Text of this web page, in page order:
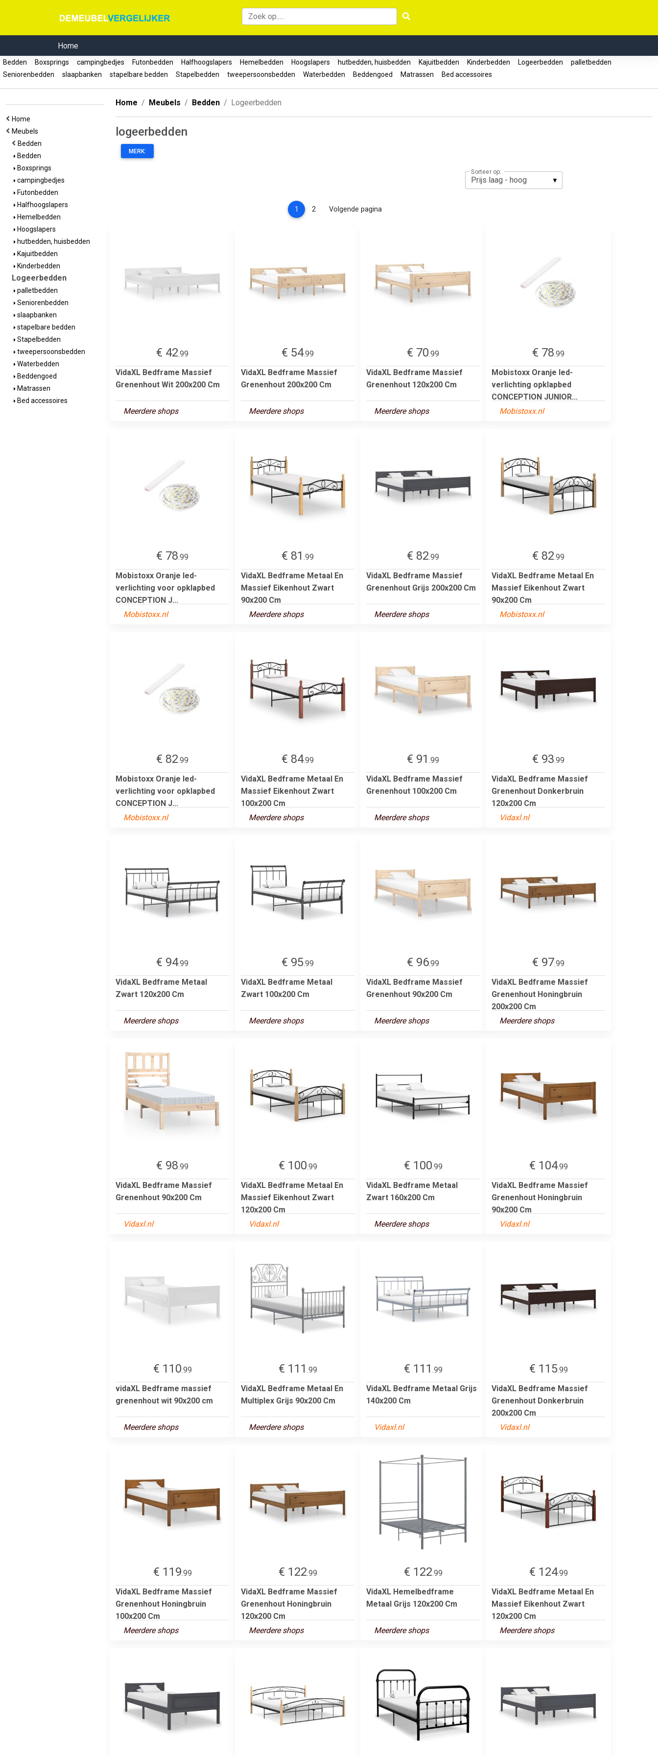
Home
Bedden Boxsprings campingbedjes Futonbedden Halfhoogslapers Hemelbedden Hoogslapers hutbedden, huisbedden Kajuitbedden Kinderbedden Logeerbedden
palletbedden
Seniorenbedden
slaapbanken stapelbare bedden Stapelbedden tweepersoonsbedden Waterbedden Beddengoed Matrassen Bed accessoires
Home
Meubels
Bedden
Bedden
Boxsprings
campingbedjes
Futonbedden
Halfhoogslapers
Hemelbedden
Hoogslapers
hutbedden, huisbedden
Kajuitbedden
Kinderbedden
Logeerbedden
palletbedden
Seniorenbedden
slaapbanken
stapelbare bedden
Stapelbedden
tweepersoonsbedden
Waterbedden
Beddengoed
Matrassen
Bed accessoires
Home Meubels Bedden Logeerbedden
logeerbedden
MERK:
Sorteer op:
1 (current)
2 Volgende pagina
€ 42.99
VidaXL Bedframe Massief
Grenenhout Wit 200x200 Cm
Meerdere shops
€ 54.99
VidaXL Bedframe Massief
Grenenhout 200x200 Cm
Meerdere shops
€ 70.99
VidaXL Bedframe Massief
Grenenhout 120x200 Cm
Meerdere shops
€ 78.99
Mobistoxx Oranje led-
verlichting opklapbed
CONCEPTION JUNIOR...
Mobistoxx.nl
€ 78.99
Mobistoxx Oranje led-
verlichting voor opklapbed
CONCEPTION J...
Mobistoxx.nl
€ 81 .99
VidaXL Bedframe Metaal En
Massief Eikenhout Zwart
90x200 Cm
Meerdere shops
€ 82.99
VidaXL Bedframe Massief
Grenenhout Grijs 200x200 Cm
Meerdere shops
€ 82.99
VidaXL Bedframe Metaal En
Massief Eikenhout Zwart
90x200 Cm
Mobistoxx.nl
€ 82.99
Mobistoxx Oranje led-
verlichting voor opklapbed
CONCEPTION J...
Mobistoxx.nl
€ 84.99
VidaXL Bedframe Metaal En
Massief Eikenhout Zwart
100x200 Cm
Meerdere shops
€ 91 .99
VidaXL Bedframe Massief
Grenenhout 100x200 Cm
Meerdere shops
€ 93.99
VidaXL Bedframe Massief
Grenenhout Donkerbruin
120x200 Cm
Vidaxl.nl
€ 94.99
VidaXL Bedframe Metaal
Zwart 120x200 Cm
Meerdere shops
€ 95.99
VidaXL Bedframe Metaal
Zwart 100x200 Cm
Meerdere shops
€ 96.99
VidaXL Bedframe Massief
Grenenhout 90x200 Cm
Meerdere shops
€ 97.99
VidaXL Bedframe Massief
Grenenhout Honingbruin
200x200 Cm
Meerdere shops
€ 98.99
VidaXL Bedframe Massief
Grenenhout 90x200 Cm
Vidaxl.nl
€ 100.99
VidaXL Bedframe Metaal En
Massief Eikenhout Zwart
120x200 Cm
Vidaxl.nl
€ 100.99
VidaXL Bedframe Metaal
Zwart 160x200 Cm
Meerdere shops
€ 104.99
VidaXL Bedframe Massief
Grenenhout Honingbruin
90x200 Cm
Vidaxl.nl
€ 110.99
vidaXL Bedframe massief
grenenhout wit 90x200 cm
Meerdere shops
€ 111 .99
VidaXL Bedframe Metaal En
Multiplex Grijs 90x200 Cm
Meerdere shops
€ 111 .99
VidaXL Bedframe Metaal Grijs
140x200 Cm
Vidaxl.nl
€ 115.99
VidaXL Bedframe Massief
Grenenhout Donkerbruin
200x200 Cm
Vidaxl.nl
€ 119.99
VidaXL Bedframe Massief
Grenenhout Honingbruin
100x200 Cm
Meerdere shops
€ 122.99
VidaXL Bedframe Massief
Grenenhout Honingbruin
120x200 Cm
Meerdere shops
€ 122.99
VidaXL Hemelbedframe
Metaal Grijs 120x200 Cm
Meerdere shops
€ 124.99
VidaXL Bedframe Metaal En
Massief Eikenhout Zwart
120x200 Cm
Meerdere shops